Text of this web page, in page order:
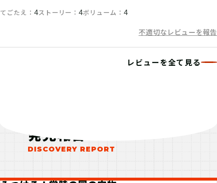
てごたえ 4ストーリー 4ボリューム 4
不適切なレビューを報告
レビューを全て見る
発見報告